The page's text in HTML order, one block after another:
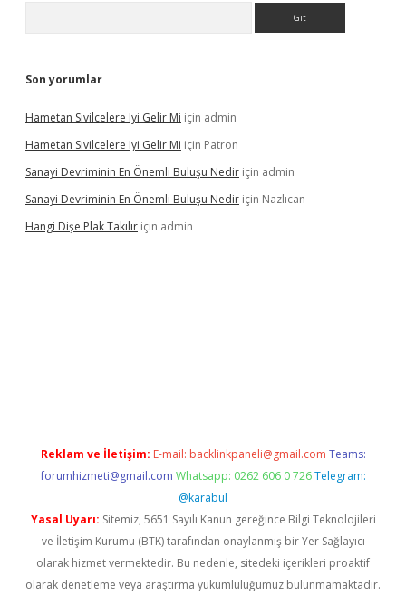
Son yorumlar
Hametan Sivilcelere Iyi Gelir Mi için admin
Hametan Sivilcelere Iyi Gelir Mi için Patron
Sanayi Devriminin En Önemli Buluşu Nedir için admin
Sanayi Devriminin En Önemli Buluşu Nedir için Nazlıcan
Hangi Dişe Plak Takılır için admin
Reklam ve İletişim: E-mail: backlinkpaneli@gmail.com Teams:
forumhizmeti@gmail.com Whatsapp: 0262 606 0 726 Telegram:
@karabul
Yasal Uyarı: Sitemiz, 5651 Sayılı Kanun gereğince Bilgi Teknolojileri
ve İletişim Kurumu (BTK) tarafından onaylanmış bir Yer Sağlayıcı
olarak hizmet vermektedir. Bu nedenle, sitedeki içerikleri proaktif
olarak denetleme veya araştırma yükümlülüğümüz bulunmamaktadır.